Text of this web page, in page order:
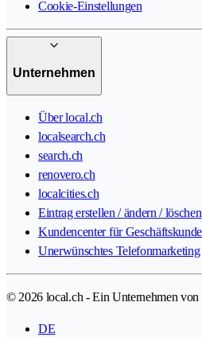
Cookie-Einstellungen
Unternehmen
Über local.ch
localsearch.ch
search.ch
renovero.ch
localcities.ch
Eintrag erstellen / ändern / löschen
Kundencenter für
Unerwünschtes Telefonmarketing
© 2026 local.ch - Ein Unternehmen von
DE